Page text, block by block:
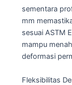
sementara
mm
sesuai ASTM
mampu
deformasi
Fleksibilitas